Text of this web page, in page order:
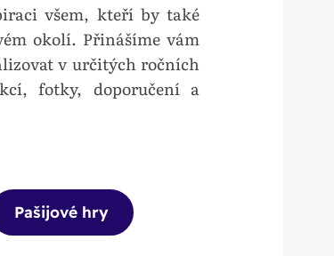
všem, kteří by také
okolí. Přinášíme vám
v určitých ročních
fotky, doporučení a
Pašijové hry